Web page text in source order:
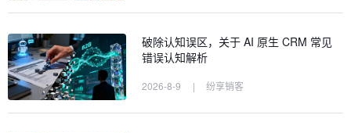
破除认知误区，关于 AI 原生 CRM 常见
错误认知解析
2026-8-9 | 纷享销客